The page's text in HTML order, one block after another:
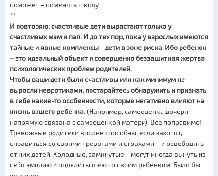
поможет – поменять школу.
**
И повторяю: счастливые дети вырастают только у
счастливых мам и пап. И до тех пор, пока у взрослых имеются
тайные и явные комплексы - дети в зоне риска. Ибо ребенок
– это идеальный объект и совершенно беззащитная жертва
психологических проблем родителей.
Чтобы ваши дети были счастливы или как минимум не
выросли невротиками, постарайтесь обнаружить и признать
в себе какие-то особенности, которые негативно влияют на
жизнь вашего ребенка.(Например, самооценка дочери
напрямую связана с самооценкой матери). Все поправимо!
Тревожные родители вполне способны, если захотят,
справиться со своими тревогами и страхами – и освободить
от них детей. Холодные, замкнутые – могут иногда вынуть из
себя эмоцию и поделиться ею со своим ребенком. Было бы